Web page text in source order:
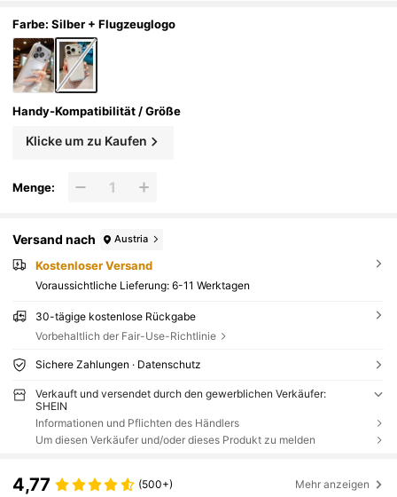
Männer und Frauen
Farbe: Silber + Flugzeuglogo
Handy-Kompatibilität / Größe
Klicke um zu Kaufen
Menge:
Versand nach Austria
Kostenloser Versand
Voraussichtliche Lieferung: 6-11 Werktagen
30-tägige kostenlose Rückgabe
Vorbehaltlich der Fair-Use-Richtlinie
Sichere Zahlungen · Datenschutz
Verkauft und versendet durch den gewerblichen Verkäufer:
SHEIN
Informationen und Pflichten des Händlers
Um diesen Verkäufer und/oder dieses Produkt zu melden
4,77 (500+) Mehr anzeigen